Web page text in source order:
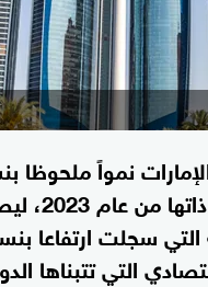
التي تتبناها